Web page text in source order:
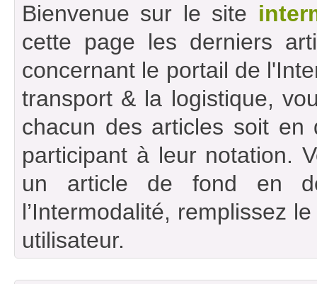
Bienvenue sur le site
cette page les derniers
concernant le portail de
transport & la logistique,
chacun des articles soit en
participant à leur notation.
un article de fond en
l’Intermodalité, remplissez
utilisateur.